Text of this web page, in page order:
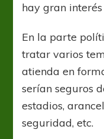
hay gran
En la parte
tratar varios
atienda en
serían seguros
estadios,
seguridad, etc.